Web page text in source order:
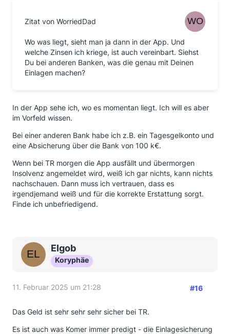
Zitat von WorriedDad
Wo was liegt, sieht man ja dann in der App. Und
welche Zinsen ich kriege, ist auch vereinbart. Siehst
Du bei anderen Banken, was die genau mit Deinen
Einlagen machen?
In der App sehe ich, wo es momentan liegt. Ich will es aber
im Vorfeld wissen.
Bei einer anderen Bank habe ich z.B. ein Tagesgelkonto und
eine Absicherung über die Bank von 100 k€.
Wenn bei TR morgen die App ausfällt und übermorgen
Insolvenz angemeldet wird, weiß ich gar nichts, kann nichts
nachschauen. Dann muss ich vertrauen, dass es
irgendjemand weiß und für die korrekte Erstattung sorgt.
Finde ich unbefriedigend.
Elgob
Koryphäe
11. Februar 2025 um 21:28 #16
Das Geld ist sehr sehr sehr sicher bei TR.
Es ist auch was Komer immer predigt - die Einlagesicherung